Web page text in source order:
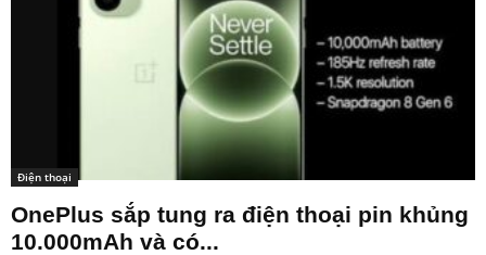
Điện thoại
OnePlus sắp tung ra điện thoại pin khủng
10.000mAh và có...